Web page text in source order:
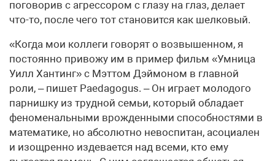
поговорив с агрессором с глазу на глаз, делает
что-то, после чего тот становится как шелковый.
«Когда мои коллеги говорят о возвышенном, я
постоянно привожу им в пример фильм «Умница
Уилл Хантинг» с Мэттом Дэймоном в главной
роли, – пишет Paedagogus. – Он играет молодого
парнишку из трудной семьи, который обладает
феноменальными врожденными способностями в
математике, но абсолютно невоспитан, асоциален
и изощренно издевается над всеми, кто ему